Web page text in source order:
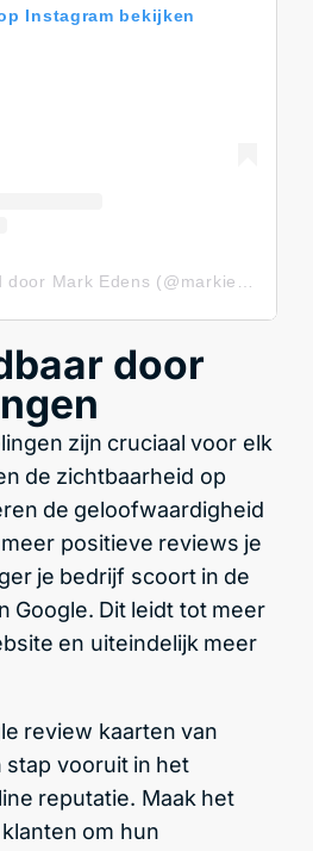
door
zijn cruciaal voor elk
de zichtbaarheid op
de geloofwaardigheid
positieve reviews je
je bedrijf scoort in de
Google. Dit leidt tot meer
en uiteindelijk meer
review kaarten van
stap vooruit in het
reputatie. Maak het
om hun
Instagram bekijken
Een bericht gedeeld door Mark Edens (@markied86)